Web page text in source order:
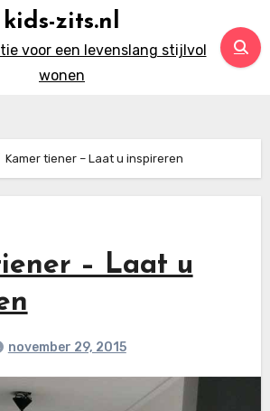
kids-zits.nl
voor een levenslang stijlvol
wonen
Kamer tiener – Laat u inspireren
– Laat u
november 29, 2015